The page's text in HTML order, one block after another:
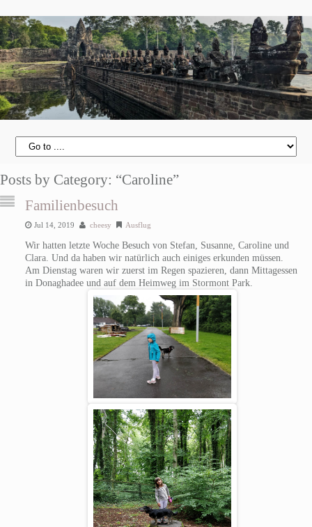
Posts by Category: “Caroline”
Familienbesuch
Jul 14, 2019 cheesy Ausflug
Wir hatten letzte Woche Besuch von Stefan, Susanne, Caroline und
Clara. Und da haben wir natürlich auch einiges erkunden müssen.
Am Dienstag waren wir zuerst im Regen spazieren, dann Mittagessen
in Donaghadee und auf dem Heimweg im Stormont Park.